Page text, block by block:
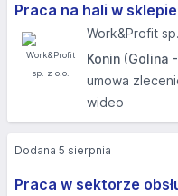
Praca na hali w
Work&Profit
Konin (Golina
umowa
wideo
Praca w sektorze
Dodana 5 sierpnia